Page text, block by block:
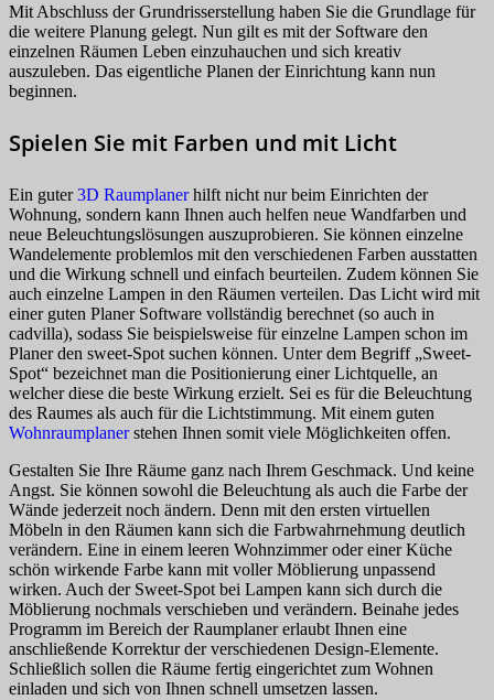
Mit Abschluss der Grundrisserstellung haben Sie die Grundlage für
die weitere Planung gelegt. Nun gilt es mit der Software den
einzelnen Räumen Leben einzuhauchen und sich kreativ
auszuleben. Das eigentliche Planen der Einrichtung kann nun
beginnen.
Spielen Sie mit Farben und mit Licht
Ein guter3D Raumplanerhilft nicht nur beim Einrichten der
Wohnung, sondern kann Ihnen auch helfen neue Wandfarben und
neue Beleuchtungslösungen auszuprobieren. Sie können einzelne
Wandelemente problemlos mit den verschiedenen Farben ausstatten
und die Wirkung schnell und einfach beurteilen. Zudem können Sie
auch einzelne Lampen in den Räumen verteilen. Das Licht wird mit
einer guten Planer Software vollständig berechnet (so auch in
cadvilla), sodass Sie beispielsweise für einzelne Lampen schon im
Planer den sweet-Spot suchen können. Unter dem Begriff „Sweet-
Spot“ bezeichnet man die Positionierung einer Lichtquelle, an
welcher diese die beste Wirkung erzielt. Sei es für die Beleuchtung
des Raumes als auch für die Lichtstimmung. Mit einem guten
Wohnraumplanerstehen Ihnen somit viele Möglichkeiten offen.
Gestalten Sie Ihre Räume ganz nach Ihrem Geschmack. Und keine
Angst. Sie können sowohl die Beleuchtung als auch die Farbe der
Wände jederzeit noch ändern. Denn mit den ersten virtuellen
Möbeln in den Räumen kann sich die Farbwahrnehmung deutlich
verändern. Eine in einem leeren Wohnzimmer oder einer Küche
schön wirkende Farbe kann mit voller Möblierung unpassend
wirken. Auch der Sweet-Spot bei Lampen kann sich durch die
Möblierung nochmals verschieben und verändern. Beinahe jedes
Programm im Bereich der Raumplaner erlaubt Ihnen eine
anschließende Korrektur der verschiedenen Design-Elemente.
Schließlich sollen die Räume fertig eingerichtet zum Wohnen
einladen und sich von Ihnen schnell umsetzen lassen.